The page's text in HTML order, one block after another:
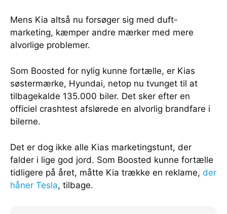
Mens Kia altså nu forsøger sig med duft-
marketing, kæmper andre mærker med mere
alvorlige problemer.
Som Boosted for nylig kunne fortælle, er Kias
søstermærke, Hyundai, netop nu tvunget til at
tilbagekalde 135.000 biler. Det sker efter en
officiel crashtest afslørede en alvorlig brandfare i
bilerne.
Det er dog ikke alle Kias marketingstunt, der
falder i lige god jord. Som Boosted kunne fortælle
tidligere på året, måtte Kia trække en reklame, der
håner Tesla, tilbage.